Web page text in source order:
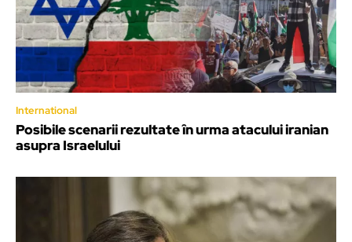
International
Posibile scenarii rezultate în urma atacului iranian
asupra Israelului